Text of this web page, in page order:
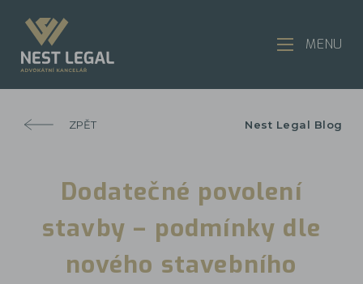
ZPĚT Nest Legal Blog
Dodatečné povolení
stavby – podmínky dle
nového stavebního
MENU